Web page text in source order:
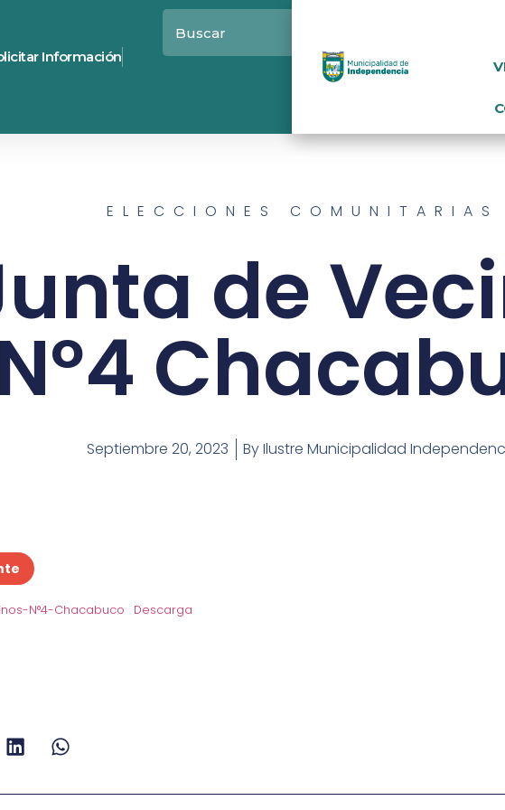
Información
ELECCIONES COMUNITARIAS
de
Nº4
Septiembre 20, 2023 ByIlustre Municipalidad
N°4-Chacabuco Descarga